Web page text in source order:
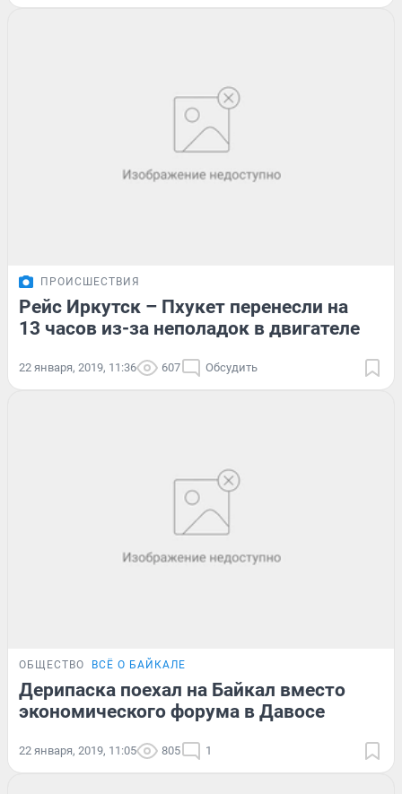
ПРОИСШЕСТВИЯ
Рейс Иркутск – Пхукет перенесли на
13 часов из-за неполадок в двигателе
22 января, 2019, 11:36 607 Обсудить
ОБЩЕСТВО ВСЁ О БАЙКАЛЕ
Дерипаска поехал на Байкал вместо
экономического форума в Давосе
22 января, 2019, 11:05 805 1